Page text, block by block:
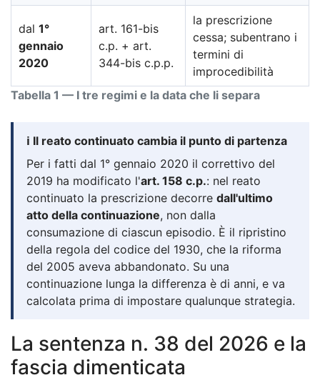
Tabella 1 — I tre regimi e la data che li separa
dal 1°
gennaio
2020
art. 161-bis
c.p. + art.
344-bis c.p.p.
la prescrizione
cessa; subentrano i
termini di
improcedibilità
ℹ️ Il reato continuato cambia il punto di partenza
Per i fatti dal 1° gennaio 2020 il correttivo del
2019 ha modificato l'art. 158 c.p.: nel reato
continuato la prescrizione decorre dall'ultimo
atto della continuazione, non dalla
consumazione di ciascun episodio. È il ripristino
della regola del codice del 1930, che la riforma
del 2005 aveva abbandonato. Su una
continuazione lunga la differenza è di anni, e va
calcolata prima di impostare qualunque strategia.
La sentenza n. 38 del 2026 e la
fascia dimenticata